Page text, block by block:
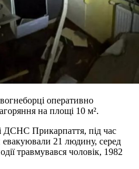
оперативно
на площі 10 м².
ДСНС Прикарпаття, під час
евакуювали 21 людину, серед
травмувався чоловік, 1982